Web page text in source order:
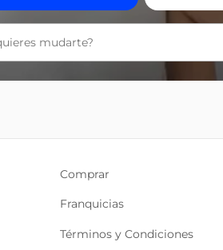
Comprar
Franquicias
Términos y Condiciones